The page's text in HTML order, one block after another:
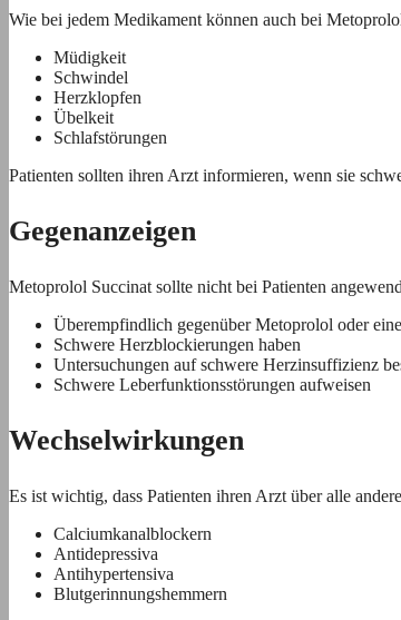
Wie bei jedem Medikament können auch bei
Müdigkeit
Schwindel
Herzklopfen
Übelkeit
Schlafstörungen
Patienten sollten ihren Arzt informieren, wenn sie
Gegenanzeigen
Metoprolol Succinat sollte nicht bei Patienten
Überempfindlich gegenüber Metoprolol oder
Schwere Herzblockierungen haben
Untersuchungen auf schwere Herzinsuffizienz
Schwere Leberfunktionsstörungen aufweisen
Wechselwirkungen
Es ist wichtig, dass Patienten ihren Arzt über alle
Calciumkanalblockern
Antidepressiva
Antihypertensiva
Blutgerinnungshemmern